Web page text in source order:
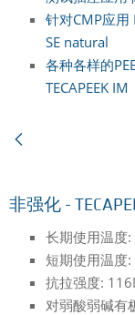
针对CMP应用
SE natural
各种各样的
TECAPEEK IM
非强化 -
长期使用温度:
短期使用温度:
抗拉强度:
对弱酸弱碱有